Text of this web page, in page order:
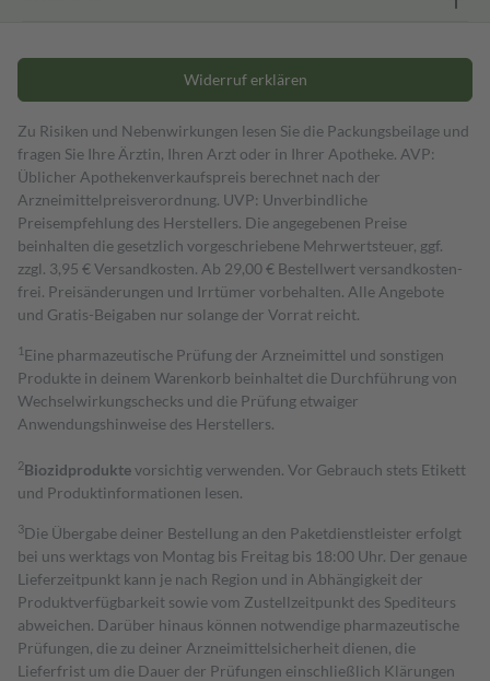
Widerruf erklären
Zu Risiken und Nebenwirkungen lesen Sie die Packungsbeilage und
fragen Sie Ihre Ärztin, Ihren Arzt oder in Ihrer Apotheke. AVP:
Üblicher Apothekenverkaufspreis berechnet nach der
Arzneimittelpreisverordnung. UVP: Unverbindliche
Preisempfehlung des Herstellers. Die angegebenen Preise
beinhalten die gesetzlich vorgeschriebene Mehrwertsteuer, ggf.
zzgl. 3,95 € Versandkosten. Ab 29,00 € Bestell­wert versand­kosten­
frei. Preisänderungen und Irrtümer vorbehalten. Alle Angebote
und Gratis-Beigaben nur solange der Vorrat reicht.
1 Eine pharmazeutische Prüfung der Arzneimittel und sonstigen
Produkte in deinem Warenkorb beinhaltet die Durchführung von
Wechselwirkungschecks und die Prüfung etwaiger
Anwendungshinweise des Herstellers.
2Biozidproduktevorsichtig verwenden. Vor Gebrauch stets Etikett
und Produktinformationen lesen.
3Die Übergabe deiner Bestellung an den Paketdienstleister erfolgt
bei uns werktags von Montag bis Freitag bis 18:00 Uhr. Der genaue
Lieferzeitpunkt kann je nach Region und in Abhängigkeit der
Produktverfügbarkeit sowie vom Zustellzeitpunkt des Spediteurs
abweichen. Darüber hinaus können notwendige pharmazeutische
Prüfungen, die zu deiner Arzneimittelsicherheit dienen, die
Lieferfrist um die Dauer der Prüfungen einschließlich Klärungen